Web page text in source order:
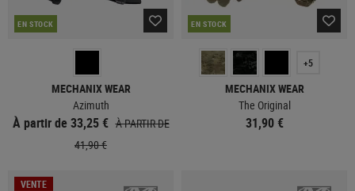
EN STOCK
MECHANIX WEAR
Azimuth
À partir de 33,25 € À PARTIR DE
41,90 €
EN STOCK
+5
MECHANIX WEAR
The Original
31,90 €
VENTE